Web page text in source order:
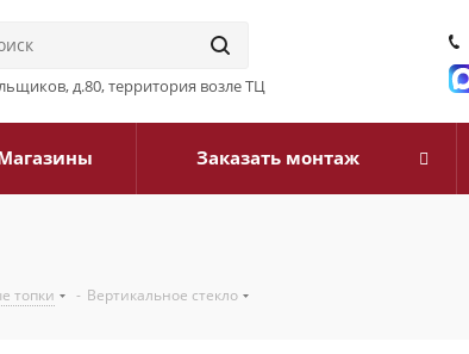
д.80, территория возле ТЦ
Заказать монтаж
топки - Вертикальное стекло